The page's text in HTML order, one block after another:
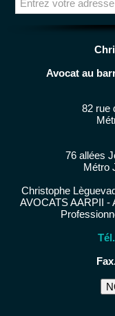
Avocat au
82 rue
76 allées
Métro
Christophe
AVOCATS AARPII -